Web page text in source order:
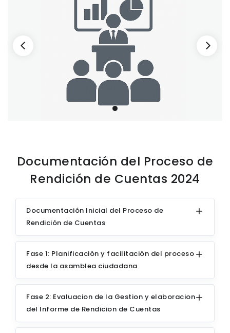
Cédulas presupuestarias y balances
Procesos de contratación
Ejecución Presupuestaria
Obras y proyectos
Documentación del Proceso de
Rendición de Cuentas 2024
Documentación Inicial del Proceso de
Rendición de Cuentas
Fase 1: Planificación y facilitación del proceso
desde la asamblea ciudadana
Fase 2: Evaluacion de la Gestion y elaboracion
del Informe de Rendicion de Cuentas